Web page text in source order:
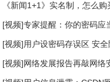
《新闻1+1》实名制，怎么购
[视频]专家提醒：你的密码应
[视频]用户设密码存误区 安
[视频]网络发展报告再敲网络